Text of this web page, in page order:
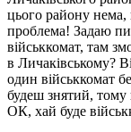
цього району нема,
проблема! Задаю
військкомат, там
в Личаківському?
один військкомат
будеш знятий, тому
ОК, хай буде